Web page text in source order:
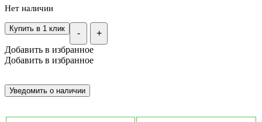
Нет наличии
- +
Купить в 1 клик
Добавить в избранное
Добавить в избранное